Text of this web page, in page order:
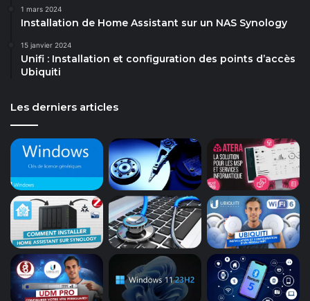
1 mars 2024
Installation de Home Assistant sur un NAS Synology
15 janvier 2024
Unifi : Installation et configuration des points d’accès
Ubiquiti
Les derniers articles